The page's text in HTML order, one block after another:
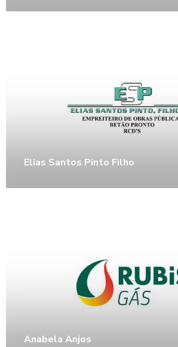
Elias Santos Pinto Filho
Anabela Anjos